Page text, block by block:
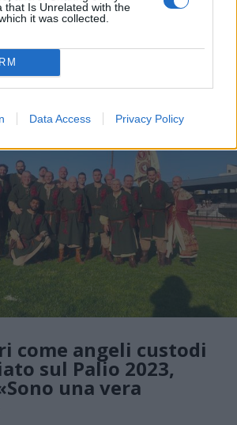
that Is Unrelated with the
it was collected.
Data Access Privacy Policy
e fantini
chi era impegnato dietro le quinte
come angeli custodi
sul Palio 2023,
una vera